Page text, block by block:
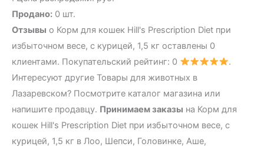
Продано: 0 шт.
Отзывы о Корм для кошек Hill's Prescription Diet при
избыточном весе, с курицей, 1,5 кг оставлены 0
клиентами. Покупательский рейтинг: 0
.
Интересуют другие Товары для животных в
Лазаревском? Посмотрите каталог магазина или
напишите продавцу. Принимаем заказы на Корм для
кошек Hill's Prescription Diet при избыточном весе, с
курицей, 1,5 кг в Лоо, Шепси, Головинке, Аше,